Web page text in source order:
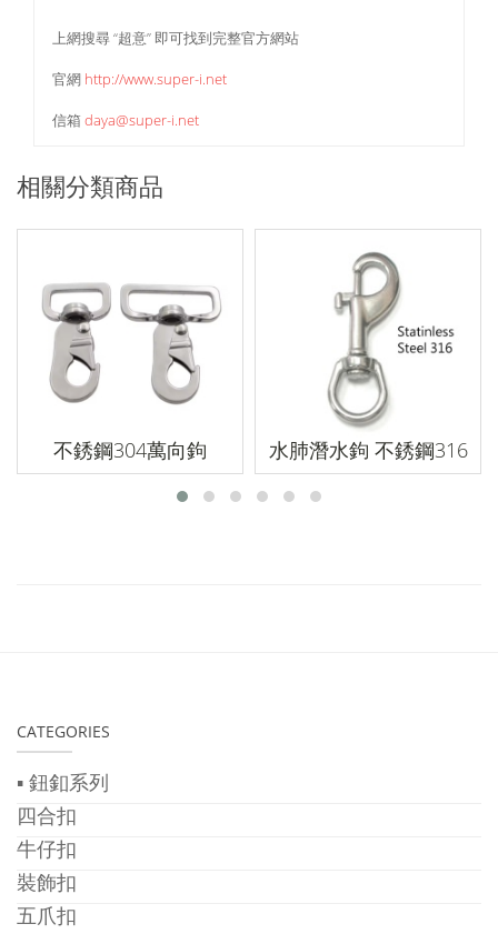
上網搜尋 “超意” 即可找到完整官方網站
官網 http://www.super-i.net
信箱daya@super-i.net
相關分類商品
不銹鋼304萬向鉤 水肺潛水鉤 不銹鋼316
CATEGORIES
▪ 鈕釦系列
四合扣
牛仔扣
裝飾扣
五爪扣